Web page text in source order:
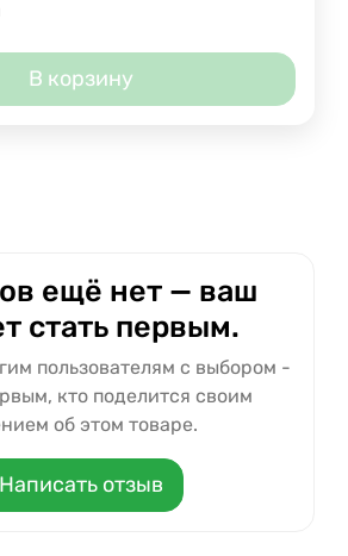
В корзину
ещё нет — ваш
стать первым.
пользователям с выбором -
кто поделится своим
об этом товаре.
Написать отзыв